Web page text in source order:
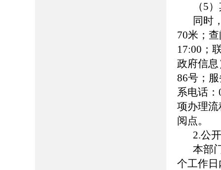
（5
同时
70米；
17:00；
政府信
86号；
系电话
项办理
阅点。
2.公
本部
个工作